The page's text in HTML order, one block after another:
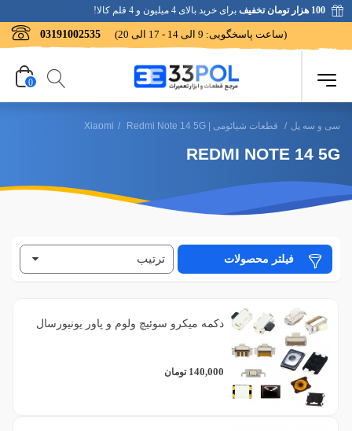
100 هزار تومان تخفیف برای خرید بالای 4 میلیون و 4 قلم کالا!
03191002535 (ساعت پاسخگویی: 9 الی 14 - 17 الی 20)
0
سی و سه پل / قطعات شیائومی | Xiaomi / Redmi Note 14 5G
REDMI NOTE 14 5G
فیلتر محصولات ترتیب
دکمه میکرو سوئیچ ولوم و پاور یونیورسال
140,000 تومان